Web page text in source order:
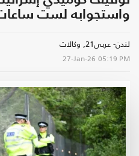
واستجوابه لست
لندن- عربي21, وكالات
27-Jan-26 05:19 PM